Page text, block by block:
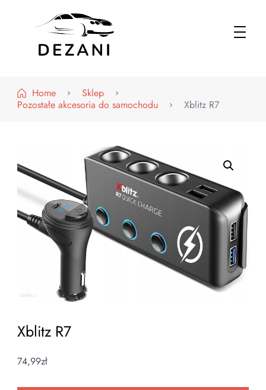
Home
Sklep
Pozostałe akcesoria do samochodu
Xblitz R7
Xblitz R7
74,99zł